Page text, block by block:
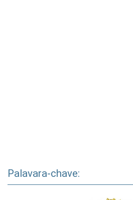
Palavara-chave: